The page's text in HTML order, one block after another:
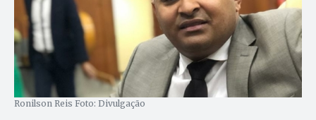
Ronilson Reis Foto: Divulgação